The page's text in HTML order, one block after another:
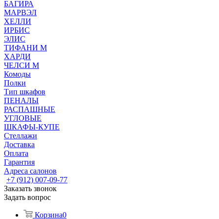
БАГИРА
МАРВЭЛ
ХЕЛЛИ
ИРБИС
ЭЛИС
ТИФАНИ М
ХАРДИ
ЧЕЛСИ М
Комоды
Полки
Тип шкафов
ПЕНАЛЫ
РАСПАШНЫЕ
УГЛОВЫЕ
ШКАФЫ-КУПЕ
Стеллажи
Доставка
Оплата
Гарантия
Адреса салонов
+7 (912) 007-09-77
Заказать звонок
Задать вопрос
Корзина0